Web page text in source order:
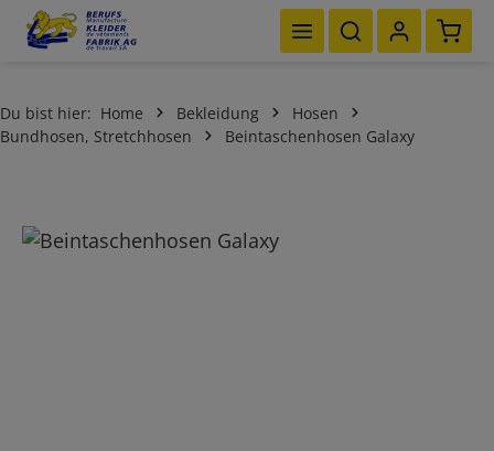
Zum Hauptinhalt springen
Du bist hier: Home Bekleidung
Hosen
Bundhosen, Stretchhosen
Beintaschenhosen Galaxy
Bildergalerie überspringen